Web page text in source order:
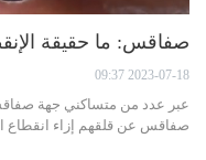
صفاقس: ما حقيقة
2023-07-18 09:37
عبر عدد من متساكني جهة
صفاقس عن قلقهم إزاء انقطاع